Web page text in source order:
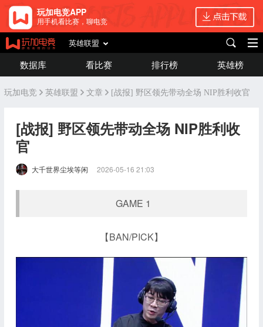
玩加电竞APP
用手机看比赛，聊电竞
英雄联盟
数据库 看比赛 排行榜 英雄榜
玩加电竞 英雄联盟 文章 [战报] 野区领先带动全场 NIP胜利收官
[战报] 野区领先带动全场 NIP胜利收
官
大千世界尘埃等闲 2026-05-16 21:03
GAME 1
【BAN/PICK】